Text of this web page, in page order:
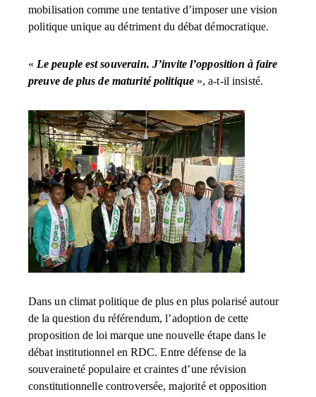
mobilisation comme une tentative d’imposer une vision
politique unique au détriment du débat démocratique.
« Le peuple est souverain. J’invite l’opposition à faire
preuve de plus de maturité politique », a-t-il insisté.
Dans un climat politique de plus en plus polarisé autour
de la question du référendum, l’adoption de cette
proposition de loi marque une nouvelle étape dans le
débat institutionnel en RDC. Entre défense de la
souveraineté populaire et craintes d’une révision
constitutionnelle controversée, majorité et opposition